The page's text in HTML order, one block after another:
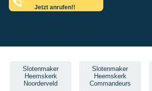
Jetzt anrufen!!
Slotenmaker
Heemskerk
Noorderveld
Slotenmaker
Heemskerk
Commandeurs